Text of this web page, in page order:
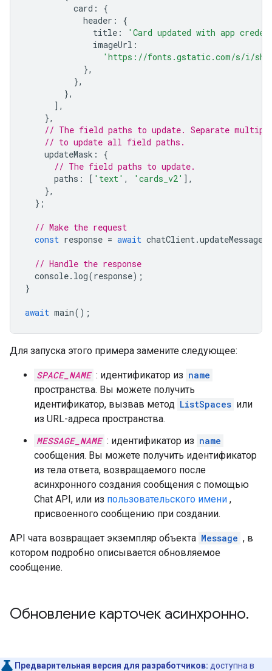
card :
{
header :
{
title :
'Card updated with app
imageUrl :
'https://fonts.gstatic.com/s/i/
},
},
},
],
},
// The field paths to update. Separate
// to update all field paths.
updateMask :
{
// The field paths to update.
paths : [ 'text' , 'cards_v2' ],
},
};
// Make the request
const response = await chatClient.updateMessage
// Handle the response
console. log(response);
}
await main();
Для запуска этого примера замените следующее:
SPACE_NAME : идентификатор из name
пространства. Вы можете получить
идентификатор, вызвав метод ListSpaces или
из URL-адреса пространства.
MESSAGE_NAME : идентификатор из name
сообщения. Вы можете получить идентификатор
из тела ответа, возвращаемого после
асинхронного создания сообщения с помощью
Chat API, или из пользовательского имени ,
присвоенного сообщению при создании.
API чата возвращает экземпляр объекта Message , в
котором подробно описывается обновляемое
сообщение.
Обновление карточек асинхронно.
Предварительная версия для разработчиков: доступна в